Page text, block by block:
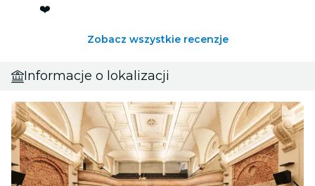
❤️
Zobacz wszystkie recenzje
Informacje o lokalizacji